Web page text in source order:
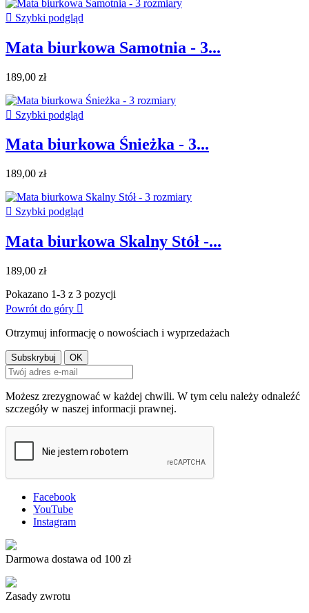
 Szybki podgląd
Mata biurkowa Samotnia - 3...
189,00 zł
 Szybki podgląd
Mata biurkowa Śnieżka - 3...
189,00 zł
 Szybki podgląd
Mata biurkowa Skalny Stół -...
189,00 zł
Pokazano 1-3 z 3 pozycji
Powrót do góry 
Otrzymuj informację o nowościach i wyprzedażach
Możesz zrezygnować w każdej chwili. W tym celu należy odnaleźć
szczegóły w naszej informacji prawnej.
Facebook
YouTube
Instagram
Darmowa dostawa od 100 zł
Zasady zwrotu